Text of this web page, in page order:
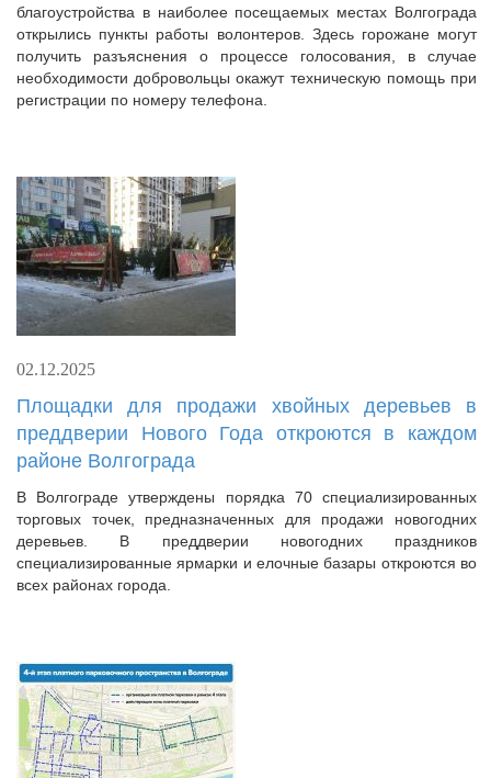
благоустройства в наиболее посещаемых местах Волгограда
открылись пункты работы волонтеров. Здесь горожане могут
получить разъяснения о процессе голосования, в случае
необходимости добровольцы окажут техническую помощь при
регистрации по номеру телефона.
02.12.2025
Площадки для продажи хвойных деревьев в
преддверии Нового Года откроются в каждом
районе Волгограда
В Волгограде утверждены порядка 70 специализированных
торговых точек, предназначенных для продажи новогодних
деревьев. В преддверии новогодних праздников
специализированные ярмарки и елочные базары откроются во
всех районах города.